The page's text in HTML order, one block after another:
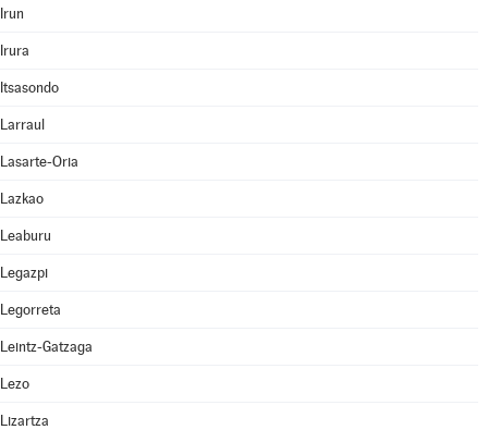
Irun
Irura
Itsasondo
Larraul
Lasarte-Oria
Lazkao
Leaburu
Legazpi
Legorreta
Leintz-Gatzaga
Lezo
Lizartza